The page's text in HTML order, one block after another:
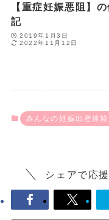
みんなの妊娠出産体
シェアで応
【重症妊娠悪阻】
記
2019年1月3日
2022年11月12日